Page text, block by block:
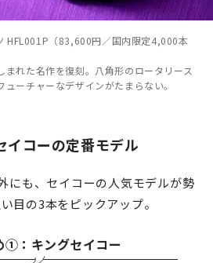
HFL001P（83,600円／国内限定4,000本
まれた名作を復刻。八角形のロータリース
ーチャーなデザインがたまらない。
イコーの定番モデル
にも、セイコーの人気モデルが勢
目の3本をピックアップ。
①：キングセイコー